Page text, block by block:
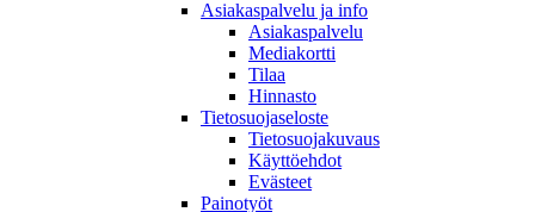
Asiakaspalvelu ja info
Asiakaspalvelu
Mediakortti
Tilaa
Hinnasto
Tietosuojaseloste
Tietosuojakuvaus
Käyttöehdot
Evästeet
Painotyöt